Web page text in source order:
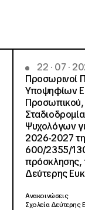
22 · 07 ·
Προσωρινοί
Υποψηφίων
Ψυχολόγων
2026-2027
600/2355/
πρόσκλησης,
Δεύτερης
Ανακοινώσεις
Σχολεία Δεύτερης